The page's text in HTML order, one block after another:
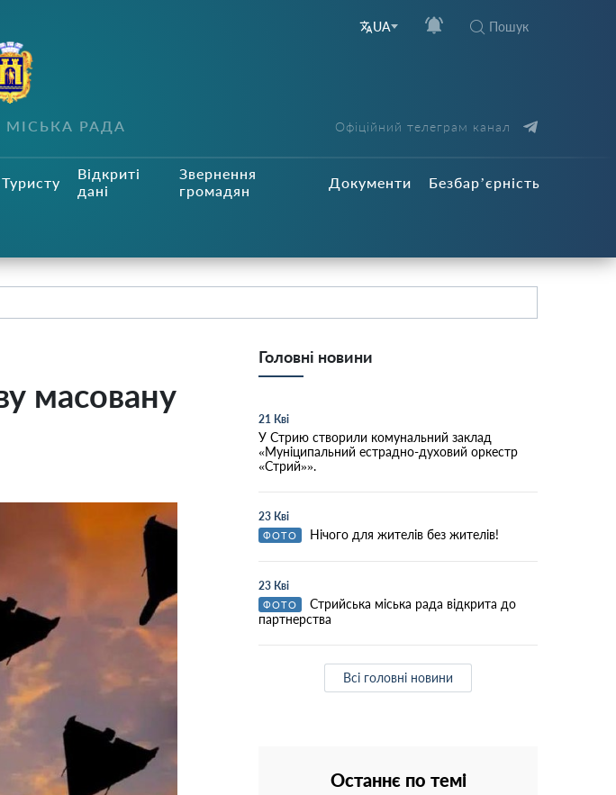
UA Пошук
РАДА Офіційний телеграм канал
Туристу
Відкриті
дані
Звернення
громадян
Документи Безбар’єрність
масовану
Головні новини
21 Кві
У Стрию створили комунальний заклад
«Муніципальний естрадно-духовий оркестр
«Стрий»».
23 Кві
ФОТО Нічого для жителів без жителів!
23 Кві
ФОТО
Стрийська міська рада відкрита до
партнерства
Всі головні новини
Останнє по темі